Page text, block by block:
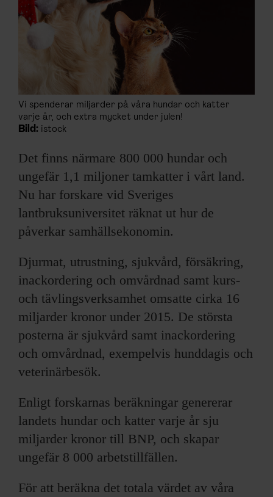
ANNONSERA I F&F
OM F&F
Vi spenderar miljarder på våra hundar och katter
varje år, och extra mycket under julen!
Bild: istock
Det finns närmare 800 000 hundar och
ungefär 1,1 miljoner tamkatter i vårt land.
Nu har forskare vid Sveriges
lantbruksuniversitet räknat ut hur de
påverkar samhällsekonomin.
Djurmat, utrustning, sjukvård, försäkring,
inackordering och omvårdnad samt kurs-
och tävlingsverksamhet omsatte cirka 16
miljarder kronor under 2015. De största
posterna är sjukvård samt inackordering
och omvårdnad, exempelvis hunddagis och
veterinärbesök.
Enligt forskarnas beräkningar genererar
landets hundar och katter varje år sju
miljarder kronor till BNP, och skapar
ungefär 8 000 arbetstillfällen.
För att beräkna det totala värdet av våra